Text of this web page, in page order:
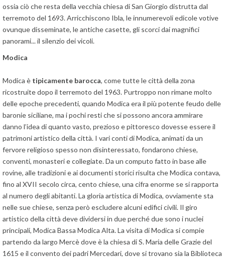
ossia ciò che resta della vecchia chiesa di San Giorgio distrutta dal
terremoto del 1693. Arricchiscono Ibla, le innumerevoli edicole votive
ovunque disseminate, le antiche casette, gli scorci dai magnifici
panorami... il silenzio dei vicoli.
Modica
Modica è tipicamente barocca, come tutte le città della zona
ricostruite dopo il terremoto del 1963. Purtroppo non rimane molto
delle epoche precedenti, quando Modica era il più potente feudo delle
baronie siciliane, ma i pochi resti che si possono ancora ammirare
danno l’idea di quanto vasto, prezioso e pittoresco dovesse essere il
patrimoni artistico della città. I vari conti di Modica, animati da un
fervore religioso spesso non disinteressato, fondarono chiese,
conventi, monasteri e collegiate. Da un computo fatto in base alle
rovine, alle tradizioni e ai documenti storici risulta che Modica contava,
fino al XVII secolo circa, cento chiese, una cifra enorme se si rapporta
al numero degli abitanti. La gloria artistica di Modica, ovviamente sta
nelle sue chiese, senza però escludere alcuni edifici civili. Il giro
artistico della città deve dividersi in due perché due sono i nuclei
principali, Modica Bassa Modica Alta. La visita di Modica si compie
partendo da largo Mercè dove è la chiesa di S. Maria delle Grazie del
1615 e il convento dei padri Mercedari, dove si trovano sia la Biblioteca